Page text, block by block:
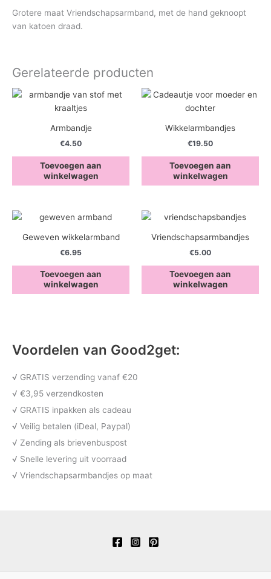
Voordelen van Good2get:
√ GRATIS verzending vanaf €20
√ €3,95 verzendkosten
√ GRATIS inpakken als cadeau
√ Veilig betalen (iDeal, Paypal)
√ Zending als brievenbuspost
√ Snelle levering uit voorraad
√ Vriendschapsarmbandjes op maat
Grotere maat Vriendschapsarmband, met de hand geknoopt
van katoen draad.
Gerelateerde producten
Armbandje
€4.50
Toevoegen aan
winkelwagen
Wikkelarmbandjes
€19.50
Toevoegen aan
winkelwagen
Geweven wikkelarmband
€6.95
Toevoegen aan
winkelwagen
Vriendschapsarmbandjes
€5.00
Toevoegen aan
winkelwagen